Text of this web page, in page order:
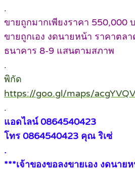
.
ขายถูกมากเพียงราคา 550,000
ขายถูกเอง งดนายหน้า ราคาตล
ธนาคาร 8-9 แสนตามสภาพ
.
พิกัด
https://goo.gl/maps/
.
แอดไลน์ 0864540423
โทร 0864540423 คุณ ริเซ่
.
***เจ้าของขอลงขายเอง งดนาย